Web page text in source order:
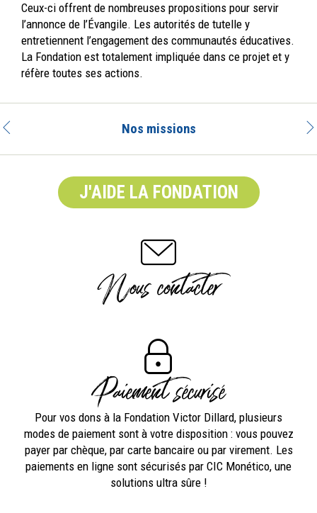
Ceux-ci offrent de nombreuses propositions pour servir
l’annonce de l’Évangile. Les autorités de tutelle y
entretiennent l’engagement des communautés éducatives.
La Fondation est totalement impliquée dans ce projet et y
réfère toutes ses actions.
Nos missions
J'AIDE LA FONDATION
Nous contacter
Paiement sécurisé
Pour vos dons à la Fondation Victor Dillard, plusieurs
modes de paiement sont à votre disposition : vous pouvez
payer par chèque, par carte bancaire ou par virement. Les
paiements en ligne sont sécurisés par CIC Monético, une
solutions ultra sûre !